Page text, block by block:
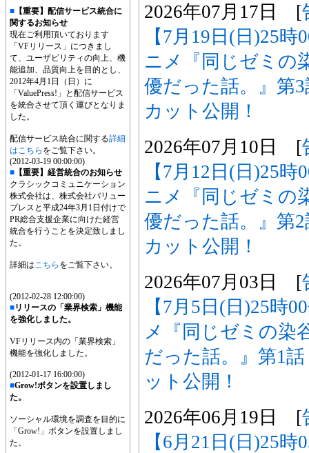
■ 【重要】配信サービス統合に
関するお知らせ
現在ご利用頂いております
「VFリリース」につきまし
て、ユーザビリティの向上、機
能追加、品質向上を目的とし、
2012年4月1日（日）に
「ValuePress!」と配信サービス
を統合させて頂く運びとなりま
した。
配信サービス統合に関する詳細
はこちら をご覧下さい。
(2012-03-19 00:00:00)
■ 【重要】経営統合のお知らせ
クラシックコミュニケーション
株式会社は、株式会社バリュー
プレスと平成24年3月1日付けで
PR総合支援企業に向けた経営
統合を行うことを決定致しまし
た。
詳細はこちら をご覧下さい。
(2012-02-28 12:00:00)
■リリースの「業界検索」機能
を強化しました。
VFリリース内の「業界検索」
機能を強化しました。
(2012-01-17 16:00:00)
■Grow!ボタンを設置しまし
た。
ソーシャル環境を調査を目的に
「Grow!」ボタンを設置しまし
た。
2026年07月17日 [
【7月19日(日)25
ニメ『同じゼミの
優だった話。』第
カット公開！
2026年07月10日 [
【7月12日(日)25
ニメ『同じゼミの
優だった話。』第
カット公開！
2026年07月03日 [
【7月5日(日)25時
メ『同じゼミの染
だった話。』第1
ット公開！
2026年06月19日 [
【6月21日(日)25